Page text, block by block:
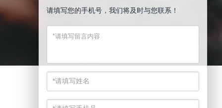
请填写您的手机号，我们将及时与您联系！